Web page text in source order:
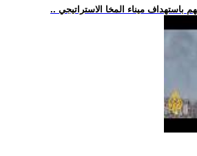
باستهداف ميناء المخا الاستراتيجي